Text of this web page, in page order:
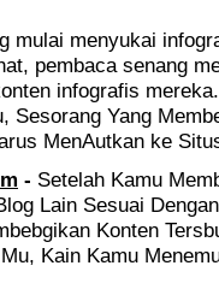
mulai menyukai
pembaca senang
infografis
Sesorang Yang
MenAutkan ke
- Setelah Kamu
Lain Sesuai
Konten
Kain Kamu